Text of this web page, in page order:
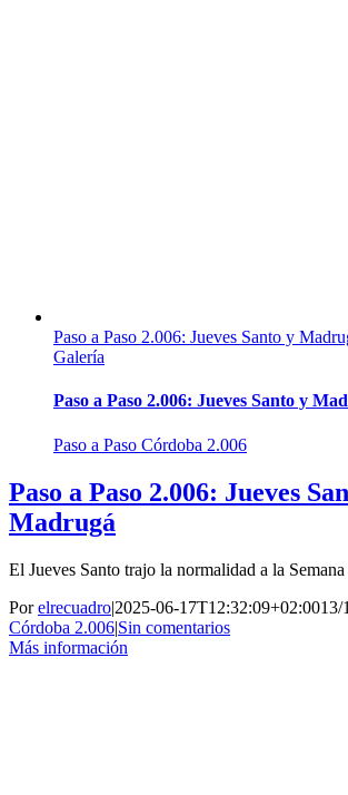
Paso a Paso 2.006: Jueves Santo y
Galería
Paso a Paso 2.006: Jueves Santo y
Paso a Paso Córdoba 2.006
Paso a Paso 2.006: Jueves
Madrugá
El Jueves Santo trajo la normalidad a la
Porelrecuadro|2025-06-17T12:32:09+02:0013/
Córdoba 2.006|Sin comentarios
Más información